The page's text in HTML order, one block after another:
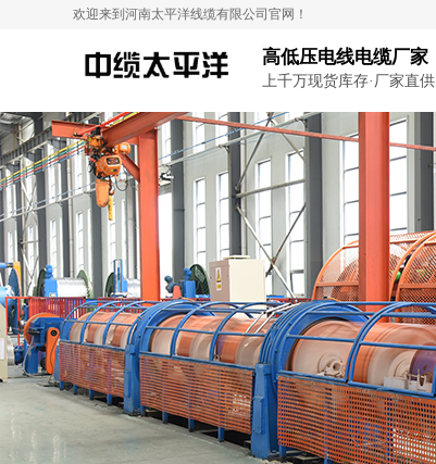
欢迎来到河南太平洋线缆有限公司官网！
高低压电线电缆厂家
上千万现货库存·厂家直供